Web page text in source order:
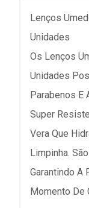
Lenços
Unidades
Os Lenços
Unidades
Parabenos E
Super
Vera Que
Limpinha.
Garantindo A
Momento De